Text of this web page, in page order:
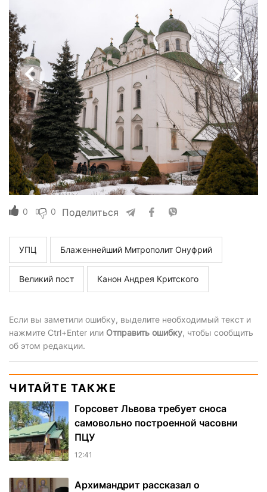
0 0 Поделиться
УПЦ Блаженнейший Митрополит Онуфрий
Великий пост Канон Андрея Критского
Если вы заметили ошибку, выделите необходимый текст и
нажмите Ctrl+Enter или Отправить ошибку, чтобы сообщить
об этом редакции.
ЧИТАЙТЕ ТАКЖЕ
Горсовет Львова требует сноса
самовольно построенной часовни
ПЦУ
12:41
Архимандрит рассказал о